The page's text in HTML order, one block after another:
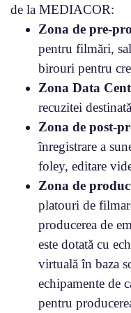
de la MEDIACOR:
Zona de pre-
pentru filmări,
birouri pentru
Zona Data
recuzitei
Zona de post-
înregistrare a
foley, editare
Zona de
platouri de
producerea de
este dotată cu
virtuală în baza
echipamente de
pentru